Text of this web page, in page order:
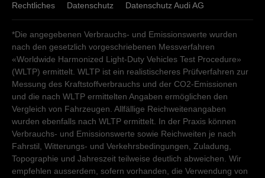
Rechtliches Datenschutz Datenschutz Audi AG
*Die angegebenen Verbrauchs- und Emissionswerte wurden
nach den gesetzlich vorgeschriebenen Messverfahren
«Worldwide Harmonized Light-Duty Vehicles Test Procedure»
(WLTP) ermittelt. WLTP ist ein realistischeres Prüfverfahren zur
Messung des Kraftstoffverbrauchs und der CO2-Emissionen
und die nach WLTP ermittelten Angaben ermöglichen den
Vergleich von Fahrzeugen. Allfällige Reichweitenangaben
wurden ebenfalls nach WLTP ermittelt. In der Praxis können
Verbrauchs- und Emissionswerte sowie Reichweiten je nach
Fahrstil, Witterungs- und Verkehrsbedingungen, Zuladung,
Topographie und Jahreszeit teilweise deutlich abweichen. Wir
empfehlen ausserdem, sofern vorhanden, die Verwendung von